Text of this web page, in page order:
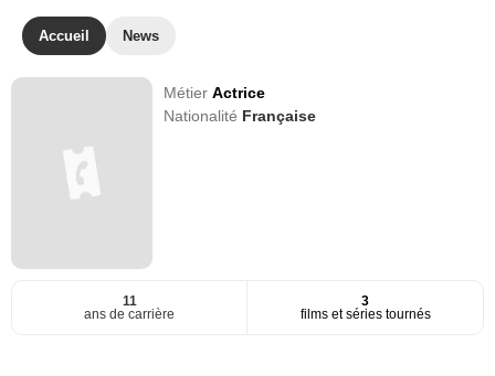
Accueil News
MétierActrice
Nationalité Française
11
ans de carrière
3
films et séries tournés